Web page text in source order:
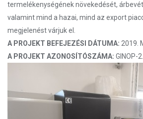
termelékenységének növekedését,
valamint mind a hazai, mind az export
megjelenést várjuk el.
A PROJEKT BEFEJEZÉSI DÁTUMA: 2019.
A PROJEKT AZONOSÍTÓSZÁMA: GINOP-